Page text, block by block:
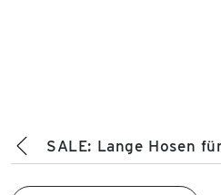
SALE: Lange Hosen